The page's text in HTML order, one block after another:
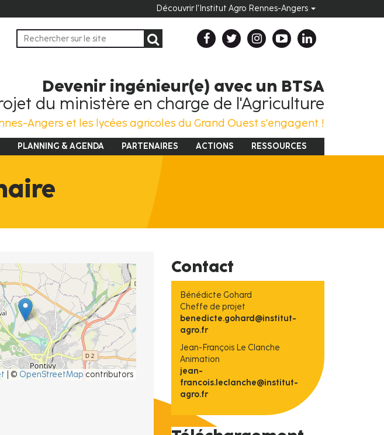
Découvrir l'Institut Agro Rennes-Angers
Devenir ingénieur(e) avec un BTSA
du ministère en charge de l'Agriculture
Angers et les lycées agricoles du Grand Ouest s'engagent !
PLANNING & AGENDA PARTENAIRES ACTIONS RESSOURCES
© OpenStreetMap contributors
Contact
Bénédicte Gohard
Cheffe de projet
benedicte.gohard@institut-
agro.fr
Jean-François Le Clanche
Animation
jean-
francois.leclanche@institut-
agro.fr